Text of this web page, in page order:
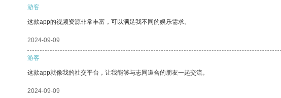
游客
这款app的视频资源非常丰富，可以满足我不同的娱乐需求。
2024-09-09
游客
这款app就像我的社交平台，让我能够与志同道合的朋友一起交流。
2024-09-09